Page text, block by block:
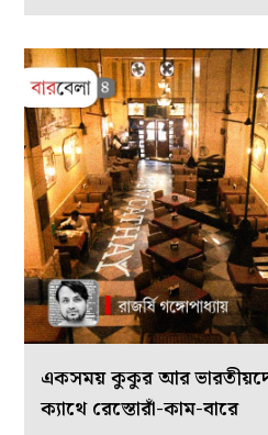
একসময় কুকুর আর ভারতীয়দের
ক্যাথে রেস্তোরাঁ-কাম-বারে